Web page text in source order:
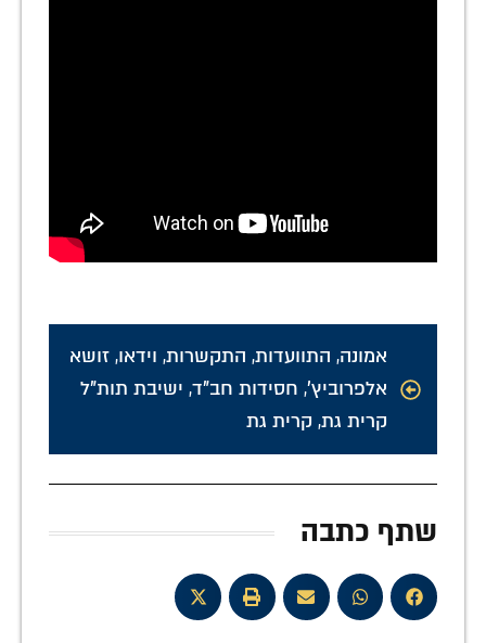
אמונה, התוועדות, התקשרות, וידאו, זושא
אלפרוביץ', חסידות חב"ד, ישיבת תות"ל
קרית גת, קרית גת
שתף כתבה